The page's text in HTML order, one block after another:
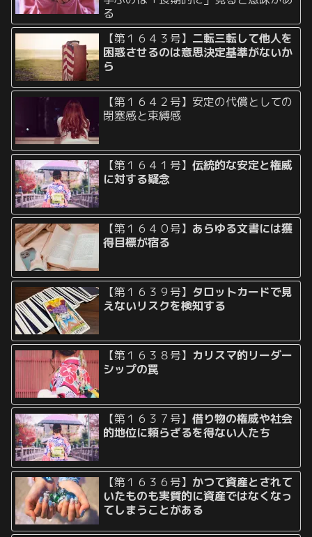
る
【第１６４３号】 二転三転して他人を
困惑させるのは意思決定基準がないか
ら
【第１６４２号】安定の代償としての
閉塞感と束縛感
【第１６４１号】伝統的な安定と権威
に対する疑念
【第１６４０号】 あらゆる文書には獲
得目標が宿る
【第１６３９号】 タロットカードで見
えないリスクを検知する
【第１６３８号】 カリスマ的リーダー
シップの罠
【第１６３７号】借り物の権威や社会
的地位に頼らざるを得ない人たち
【第１６３６号】 かつて資産とされて
いたものも実質的に資産ではなくなっ
てしまうことがある